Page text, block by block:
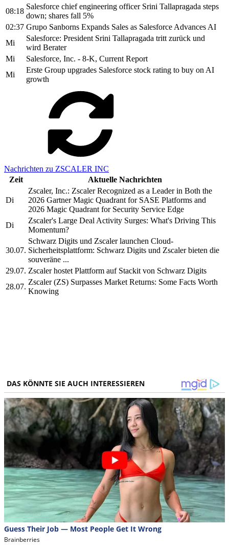
08:18
Salesforce chief engineering officer Srini Tallapragada steps
down; shares fall 5%
02:37 Grupo Sanborns Expands Sales as Salesforce Advances AI
Mi
Salesforce: President Srini Tallapragada tritt zurück und
wird Berater
Mi
Salesforce, Inc. - 8-K, Current Report
Mi
Erste Group upgrades Salesforce stock rating to buy on AI
growth
Nachrichten zu ZSCALER INC
Zeit
Aktuelle Nachrichten
Di
Zscaler, Inc.: Zscaler Recognized as a Leader in Both the
2026 Gartner Magic Quadrant for SASE Platforms and
2026 Magic Quadrant for Security Service Edge
Di
Zscaler's Large Deal Activity Surges: What's Driving This
Momentum?
30.07.
Schwarz Digits und Zscaler launchen Cloud-
Sicherheitsplattform: Schwarz Digits und Zscaler bieten die
souveräne ...
29.07. Zscaler hostet Plattform auf Stackit von Schwarz Digits
28.07.
Zscaler (ZS) Surpasses Market Returns: Some Facts Worth
Knowing